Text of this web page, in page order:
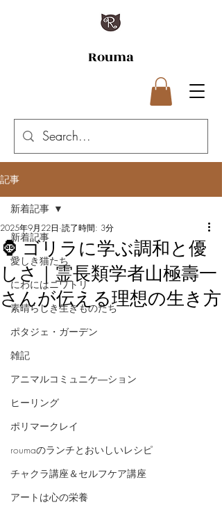
Rouma
記事
新着記事
愛しき猫たち
にわにはニワトリ
素晴らしき生きものたち
ポタジェ・ガーデン
雑記
アニマルコミュニケ―ション
ヒーリング
ポリマークレイ
roumaのランチとおいしいレシピ
チャクラ講座＆セルフケア講座
アートは心の栄養
新着記事
🦍 ゴリラに学ぶ調和と優
しさ｜霊長類学者山極壽一
さんが伝える理想の生き方
2025年9月22日 読了時間: 3分